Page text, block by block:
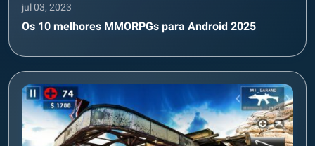
jul 03, 2023
Os 10 melhores MMORPGs para Android 2025